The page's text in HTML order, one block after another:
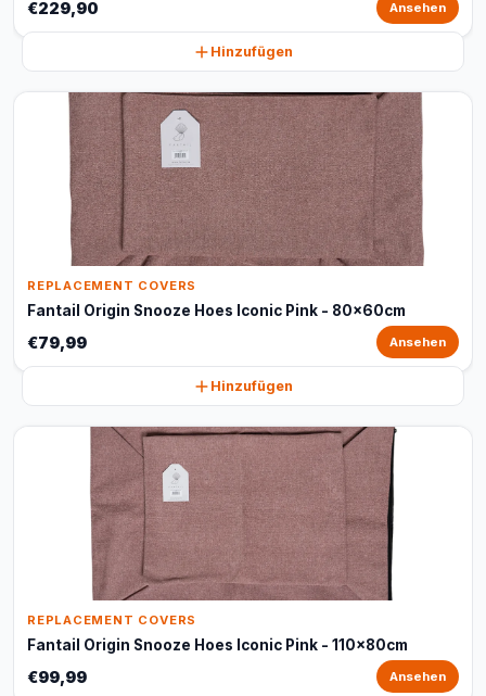
€229,90 Ansehen
Hinzufügen
REPLACEMENT COVERS
Fantail Origin Snooze Hoes Iconic Pink - 80x60cm
€79,99 Ansehen
Hinzufügen
REPLACEMENT COVERS
Fantail Origin Snooze Hoes Iconic Pink - 110x80cm
€99,99 Ansehen